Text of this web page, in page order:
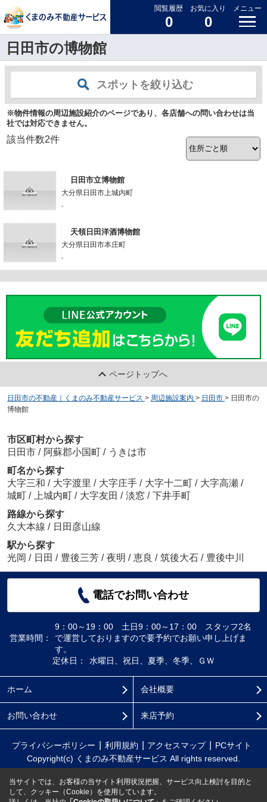
閲覧履歴
0
お気に入り
0
メニュー
日田市の博物館
スポットを絞り込む
※物件情報の周辺施設紹介のページであり、各店舗への問い合わせは当
社では対応できません。
該当件数2件
日田市立博物館
大分県日田市上城内町
-
天領日田洋酒博物館
大分県日田市本庄町
-
ページトップへ
日田市の不動産｜くまのみ不動産サービス > 周辺施設案内 > 日田市 > 日田市の
博物館
市区町村から探す
日田市 / 阿蘇郡小国町 / うきは市
町名から探す
大字三和 / 大字渡里 / 大字庄手 / 大字十二町 / 大字高瀬 /
城町 / 上城内町 / 大字友田 / 淡窓 / 下井手町
路線から探す
久大本線 / 日田彦山線
駅から探す
光岡 / 日田 / 豊後三芳 / 夜明 / 恵良 / 筑後大石 / 豊後中川
電話でお問い合わせ
営業時間：
9：00～19：00 土日9：00～17：00 スタッフ2名
で運営しておりますので要予約でお願い申し上げま
す。
定休日：
水曜日、祝日、夏季、冬季、ＧＷ
ホーム 会社概要
お問い合わせ 来店予約
プライバシーポリシー 利用規約 アクセスマップ
PCサイト
Copyright(c) くまのみ不動産サービス All rights reserved.
当サイトでは、お客様の当サイト利用状況把握、サービス向上検討を目的と
して、クッキー（Cookie）を使用しています。